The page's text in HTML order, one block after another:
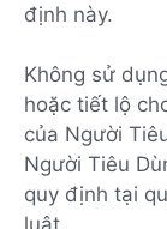
định này.
Không sử
hoặc tiết lộ
của Người
Người Tiêu
quy định tại
luật.